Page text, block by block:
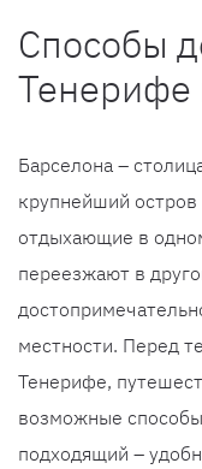
Способы
Тенерифе
Барселона –
крупнейший остров
отдыхающие в
переезжают в
местности. Перед
Тенерифе,
возможные
подходящий –